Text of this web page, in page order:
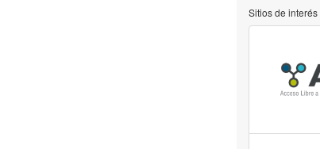
Sitios de interés